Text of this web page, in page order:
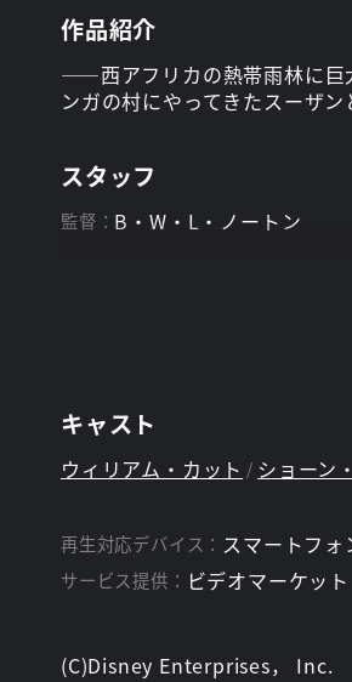
作品紹介
――西アフリカの熱帯雨林に巨
ンガの村にやってきたスーザ
スタッフ
監督： B・W・L・ノートン
キャスト
ウィリアム・カット ショーン
再生対応デバイス： スマートフォ
サービス提供： ビデオマーケット
(C)Disney Enterprises， Inc.